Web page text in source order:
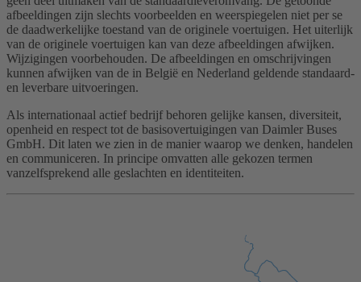
afbeeldingen zijn slechts voorbeelden en weerspiegelen niet per se
de daadwerkelijke toestand van de originele voertuigen. Het uiterlijk
van de originele voertuigen kan van deze afbeeldingen afwijken.
Wijzigingen voorbehouden. De afbeeldingen en omschrijvingen
kunnen afwijken van de in België en Nederland geldende standaard-
en leverbare uitvoeringen.
Als internationaal actief bedrijf behoren gelijke kansen, diversiteit,
openheid en respect tot de basisovertuigingen van Daimler Buses
GmbH. Dit laten we zien in de manier waarop we denken, handelen
en communiceren. In principe omvatten alle gekozen termen
vanzelfsprekend alle geslachten en identiteiten.